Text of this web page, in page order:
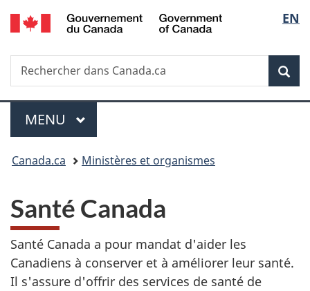
Passer
au
principal
Passer
à
Au
du
Passer
à
version
simplifiée
langue
EN
Recherche
Rechercher
dans
Menu
MENU PRINCIPAL
Vous
êtes
ici :
Canada.ca Ministères et organismes
S
a
n
Santé Canada
Santé Canada a pour mandat d'aider les
Canadiens à conserver et à améliorer leur santé.
Il s'assure d'offrir des services de santé de